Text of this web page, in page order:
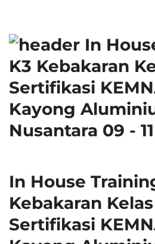
In House
Kebakaran
Sertifikasi